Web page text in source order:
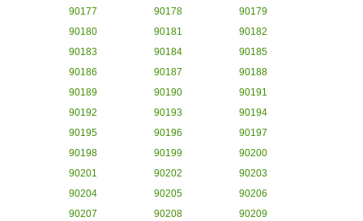
90177
90178
90179
90180
90181
90182
90183
90184
90185
90186
90187
90188
90189
90190
90191
90192
90193
90194
90195
90196
90197
90198
90199
90200
90201
90202
90203
90204
90205
90206
90207
90208
90209